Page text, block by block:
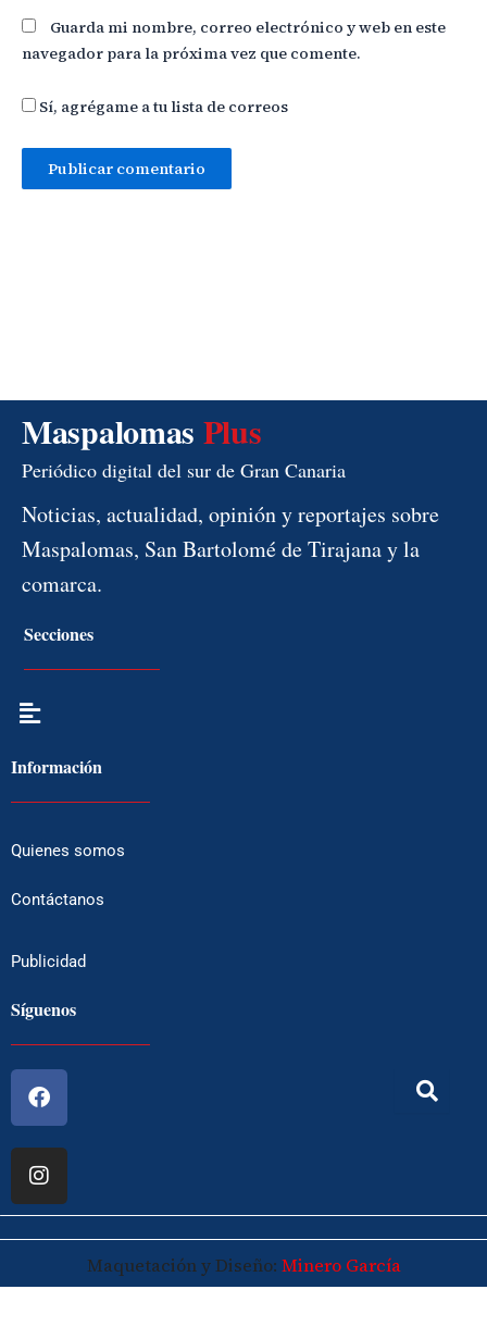
Guarda mi nombre, correo electrónico y web en este
navegador para la próxima vez que comente.
Sí, agrégame a tu lista de correos
Maspalomas Plus
Periódico digital del sur de Gran Canaria
Noticias, actualidad, opinión y reportajes sobre
Maspalomas, San Bartolomé de Tirajana y la
comarca.
Secciones
Menú
Información
Quienes somos
Contáctanos
Publicidad
Síguenos
Facebook
Instagram
Maquetación y Diseño: Minero García